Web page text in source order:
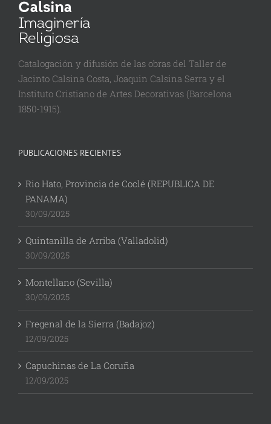
Catalogación y difusión de las obras del Taller de
Jacinto Calsina Costa, Joaquin Calsina Serra y el
Instituto Cristiano de Artes Decorativas (Barcelona
1850-1915).
PUBLICACIONES RECIENTES
Rio Hato, Provincia de Coclé (REPUBLICA DE
PANAMA)
30/09/2025
Quintanilla de Arriba (Valladolid)
30/09/2025
Montellano (Sevilla)
30/09/2025
Fregenal de la Sierra (Badajoz)
12/09/2025
Capuchinas de La Coruña
12/09/2025